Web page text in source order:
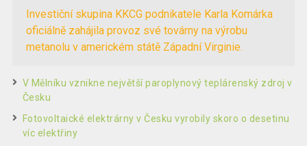
Investiční skupina KKCG podnikatele Karla Komárka
oficiálně zahájila provoz své továrny na výrobu
metanolu v americkém státě Západní Virginie.
V Mělníku vznikne největší paroplynový teplárenský zdroj v
Česku
Fotovoltaické elektrárny v Česku vyrobily skoro o desetinu
víc elektřiny